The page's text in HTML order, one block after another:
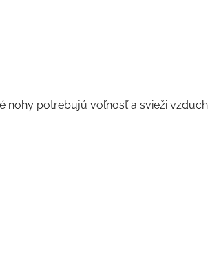
nohy potrebujú voľnosť a svieži vzduch.